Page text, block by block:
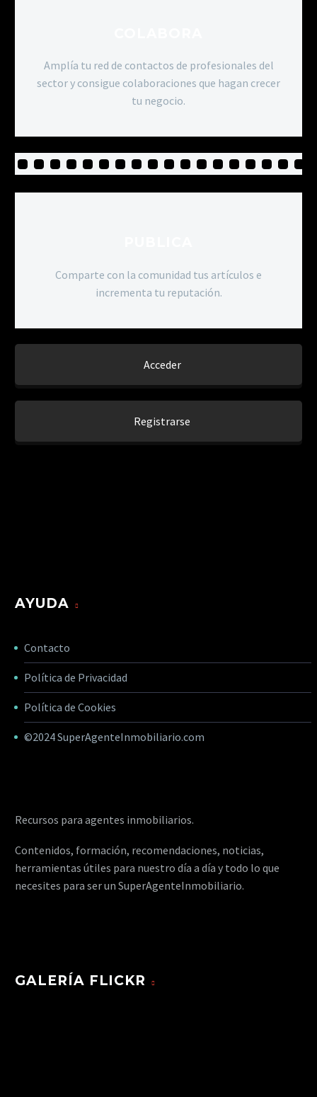
Amplía tu red de contactos de profesionales del
sector y consigue colaboraciones que hagan crecer
tu negocio.
Comparte con la comunidad tus artículos e
incrementa tu reputación.
Acceder
Registrarse
AYUDA
Contacto
Política de Privacidad
Política de Cookies
©2024SuperAgenteInmobiliario.com
Recursos para agentes inmobiliarios.
Contenidos, formación, recomendaciones, noticias,
herramientas útiles para nuestro día a día y todo lo que
necesites para ser un SuperAgenteInmobiliario.
GALERÍA FLICKR